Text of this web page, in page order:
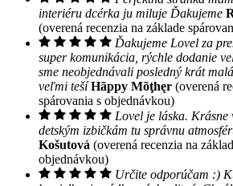
interiéru dcérka ju miluje Ďakujeme
(overená recenzia na základe
Ďakujeme Lovel za
super komunikácia, rýchle dodanie
sme neobjednávali posledný krát
veľmi tešíHãppy Mõţhęr (overená
spárovania s objednávkou)
Lovel je láska. Krásne
detským izbičkám tu správnu
Košutová (overená recenzia na
objednávkou)
Určite odporúčam :)